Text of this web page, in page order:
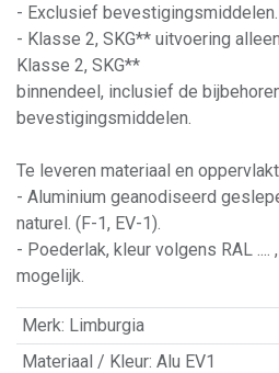
- Exclusief bevestigingsmiddelen.
- Klasse 2, SKG** uitvoering
Klasse 2, SKG**
binnendeel, inclusief de
bevestigingsmiddelen.
Te leveren materiaal en
- Aluminium geanodiseerd
naturel. (F-1, EV-1).
- Poederlak, kleur volgens RAL
mogelijk.
Merk: Limburgia
Materiaal / Kleur: Alu EV1